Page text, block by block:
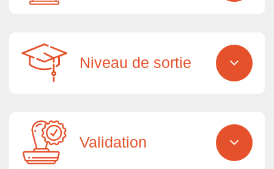
Niveau de sortie
Validation